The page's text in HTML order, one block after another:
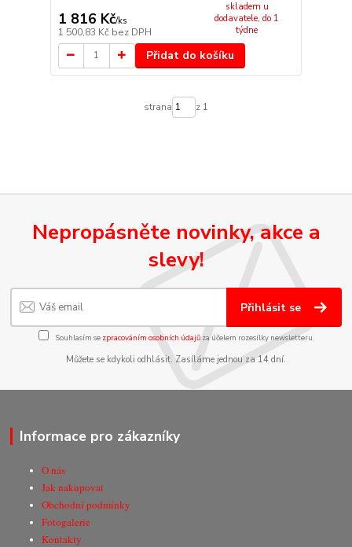
1 816 Kč/ks
1 500,83 Kč bez DPH
skladem u
dodavatele, do 1
týdne
Přidat do košíku
strana z 1
Nepropásněte novinky, akce a
slevy!
Přihlásit se
Souhlasím se zpracováním osobních údajůza účelem rozesílky newsletteru.
Můžete se kdykoli odhlásit. Zasíláme jednou za 14 dní.
Informace pro zákazníky
O nás
Jak nakupovat
Obchodní podmínky
Fotogalerie
Kontakty